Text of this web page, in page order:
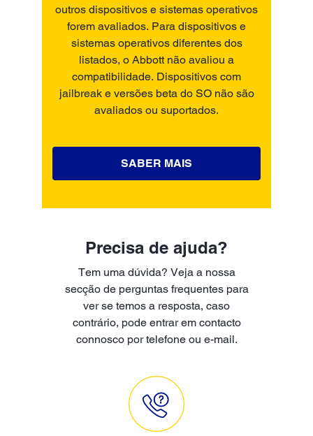
outros dispositivos e sistemas operativos
forem avaliados. Para dispositivos e
sistemas operativos diferentes dos
listados, o Abbott não avaliou a
compatibilidade. Dispositivos com
jailbreak e versões beta do SO não são
avaliados ou suportados.
SABER MAIS
Precisa de ajuda?
Tem uma dúvida? Veja a nossa
secção de perguntas frequentes para
ver se temos a resposta, caso
contrário, pode entrar em contacto
connosco por telefone ou e-mail.